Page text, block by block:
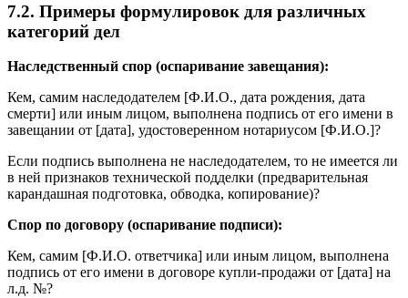
7.2. Примеры формулировок для различных
категорий дел
Наследственный спор (оспаривание завещания):
Кем, самим наследодателем [Ф.И.О., дата рождения, дата
смерти] или иным лицом, выполнена подпись от его имени в
завещании от [дата], удостоверенном нотариусом [Ф.И.О.]?
Если подпись выполнена не наследодателем, то не имеется ли
в ней признаков технической подделки (предварительная
карандашная подготовка, обводка, копирование)?
Спор по договору (оспаривание подписи):
Кем, самим [Ф.И.О. ответчика] или иным лицом, выполнена
подпись от его имени в договоре купли-продажи от [дата] на
л.д. №?